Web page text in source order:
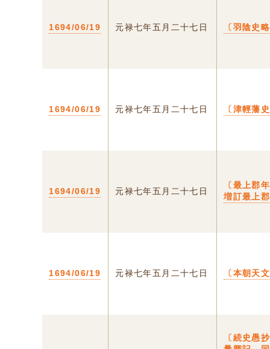
1694/06/19 元禄七年五月二十七日 〔羽陰史
1694/06/19 元禄七年五月二十七日 〔津輕藩
1694/06/19 元禄七年五月二十七日
〔最上郡
増訂最上
1694/06/19 元禄七年五月二十七日 〔本朝天
〔続史愚